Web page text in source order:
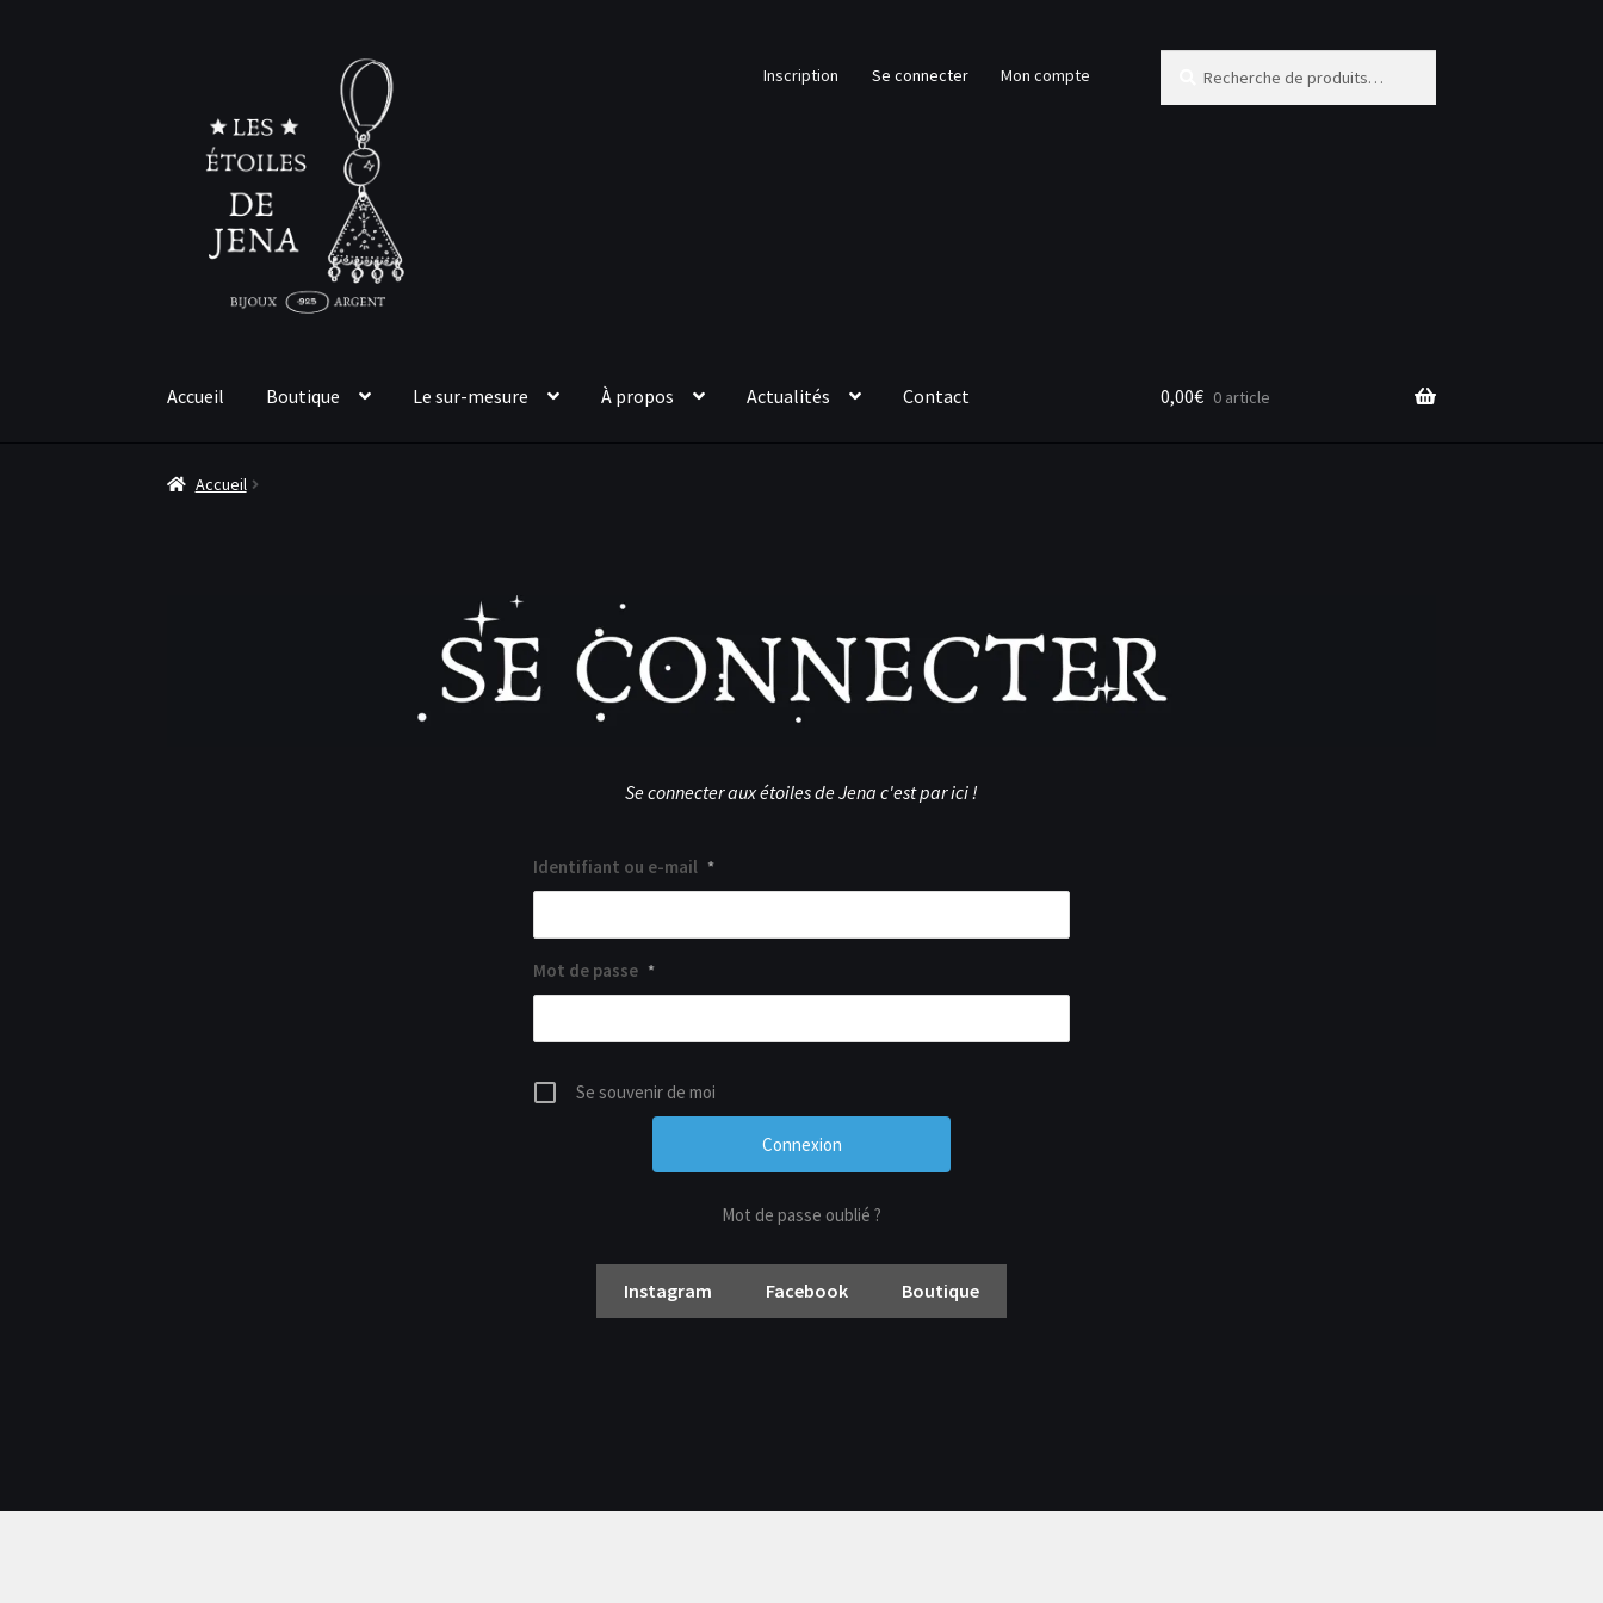
navigation
contenu
Inscription Se connecter Mon compte
Accueil Boutique Le sur-mesure À propos Actualités Contact 0,00€ 0 article
Accueil
Se connecter aux étoiles de Jena c'est par ici !
Identifiant ou e-mail *
Mot de passe *
Se souvenir de moi
Mot de passe oublié ?
Instagram Facebook Boutique